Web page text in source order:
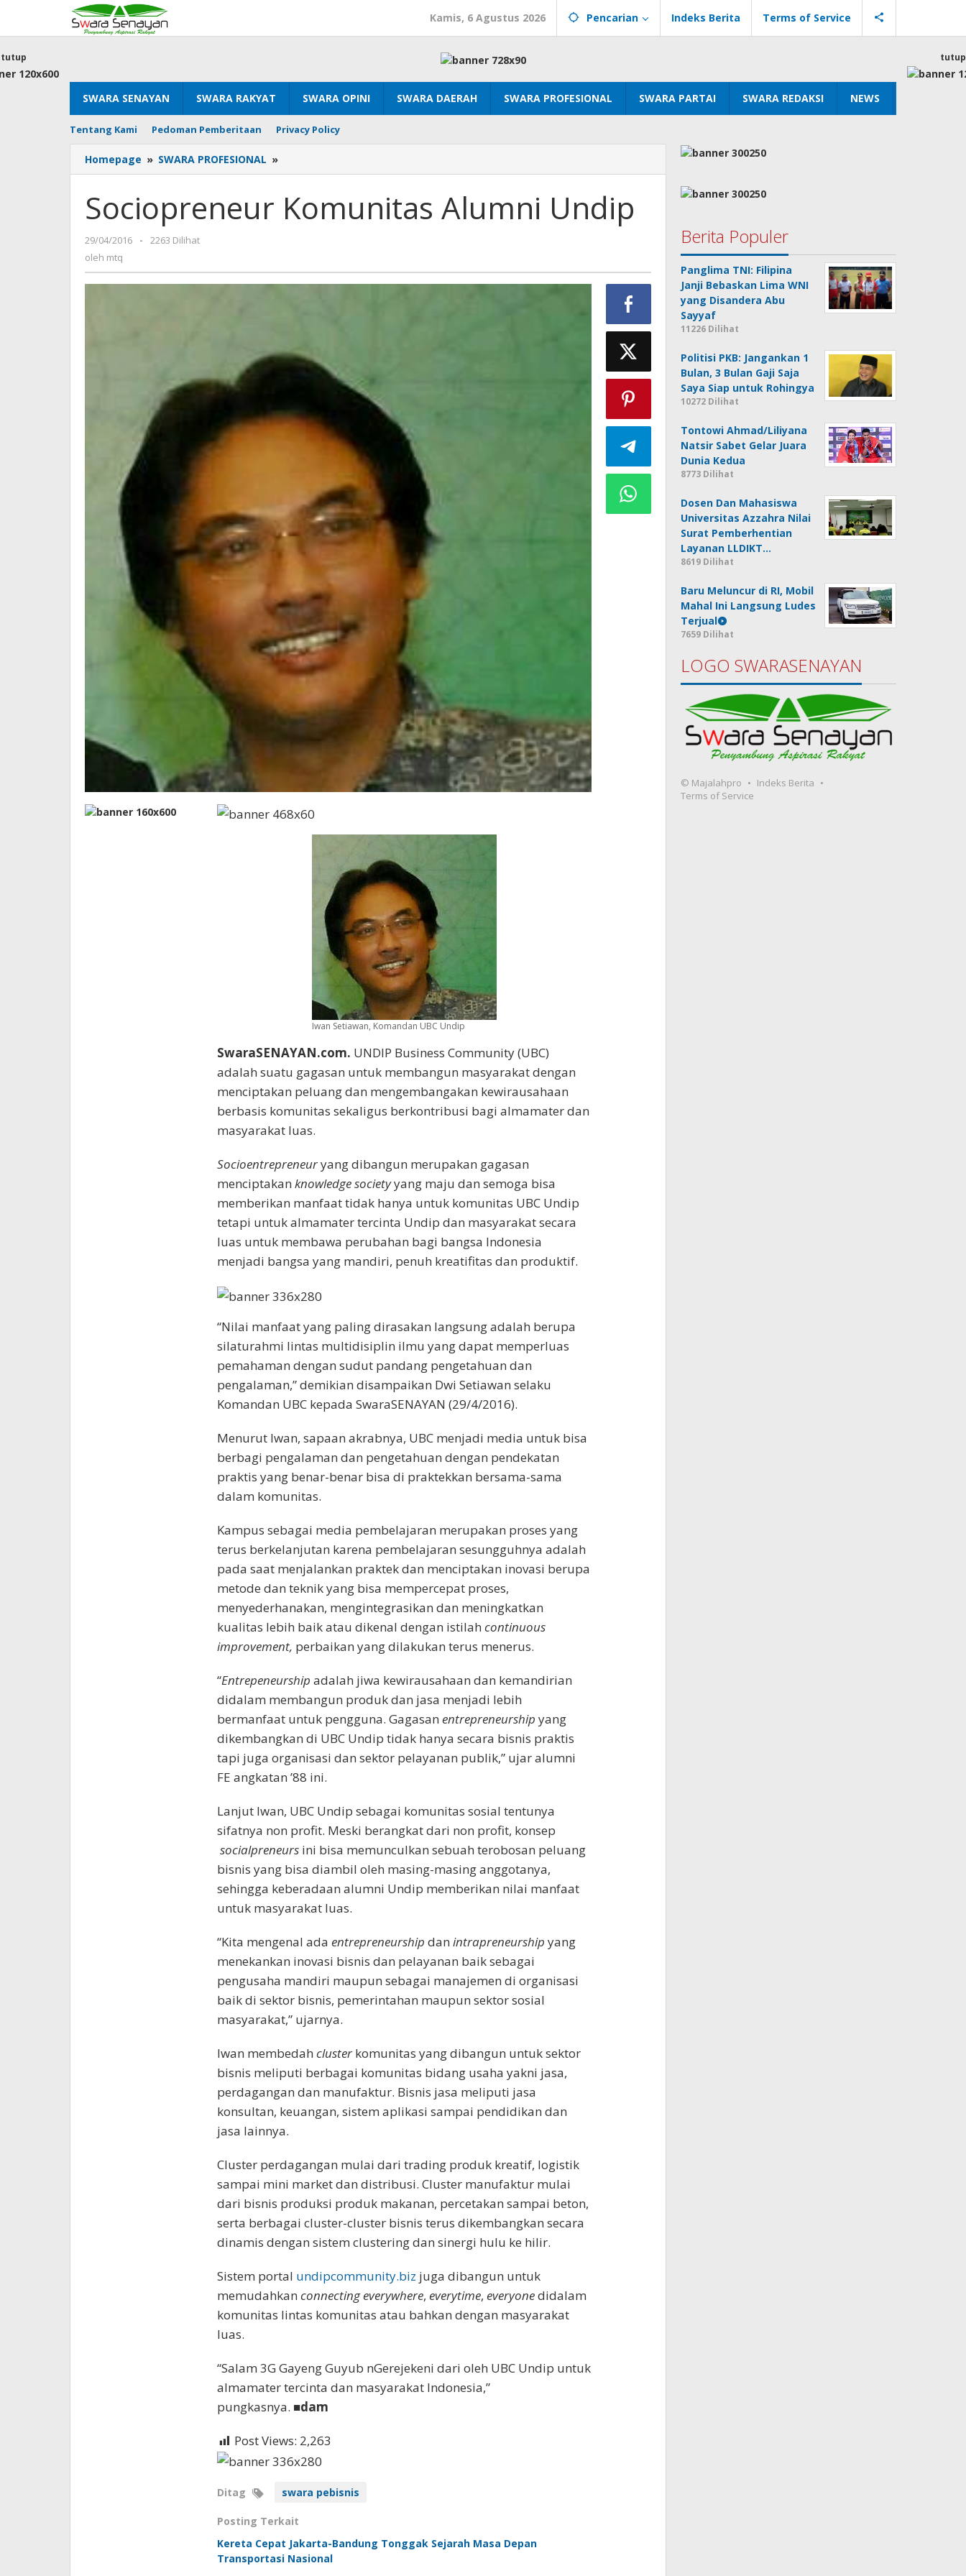
konten
Kamis, 6 Agustus 2026 Pencarian Indeks Berita Terms of Service
SWARA SENAYAN SWARA RAKYAT SWARA OPINI SWARA DAERAH SWARA PROFESIONAL SWARA PARTAI SWARA REDAKSI NEWS
Tentang Kami Pedoman Pemberitaan Privacy Policy
tutup tutup
Homepage » SWARA PROFESIONAL »
Komunitas
Undip
Sociopreneur Komunitas Alumni Undip
29/04/2016
oleh
-
2263 Dilihat
oleh mtq
Iwan Setiawan, Komandan UBC Undip
SwaraSENAYAN.com. UNDIP Business Community (UBC)
adalah suatu gagasan untuk membangun masyarakat dengan
menciptakan peluang dan mengembangakan kewirausahaan
berbasis komunitas sekaligus berkontribusi bagi almamater dan
masyarakat luas.
Socioentrepreneuryang dibangun merupakan gagasan
menciptakan knowledgesocietyyang maju dan semoga bisa
memberikan manfaat tidak hanya untuk komunitas UBC Undip
tetapi untuk almamater tercinta Undip dan masyarakat secara
luas untuk membawa perubahan bagi bangsa Indonesia
menjadi bangsa yang mandiri, penuh kreatifitas dan produktif.
“Nilai manfaat yang paling dirasakan langsung adalah berupa
silaturahmi lintas multidisiplin ilmu yang dapat memperluas
pemahaman dengan sudut pandang pengetahuan dan
pengalaman,” demikian disampaikan Dwi Setiawan selaku
Komandan UBC kepada SwaraSENAYAN (29/4/2016).
Menurut Iwan, sapaan akrabnya, UBC menjadi media untuk bisa
berbagi pengalaman dan pengetahuan dengan pendekatan
praktis yang benar-benar bisa di praktekkan bersama-sama
dalam komunitas.
Kampus sebagai media pembelajaran merupakan proses yang
terus berkelanjutan karena pembelajaran sesungguhnya adalah
pada saat menjalankan praktek dan menciptakan inovasi berupa
metode dan teknik yang bisa mempercepat proses,
menyederhanakan, mengintegrasikan dan meningkatkan
kualitas lebih baik atau dikenal dengan istilah continuous
improvement, perbaikan yang dilakukan terus menerus.
“Entrepeneurship adalah jiwa kewirausahaan dan kemandirian
didalam membangun produk dan jasa menjadi lebih
bermanfaat untuk pengguna. Gagasan entrepreneurship yang
dikembangkan di UBC Undip tidak hanya secara bisnis praktis
tapi juga organisasi dan sektor pelayanan publik,” ujar alumni
FE angkatan ’88 ini.
Lanjut Iwan, UBC Undip sebagai komunitas sosial tentunya
sifatnya non profit. Meski berangkat dari non profit, konsep
socialpreneursini bisa memunculkan sebuah terobosan peluang
bisnis yang bisa diambil oleh masing-masing anggotanya,
sehingga keberadaan alumni Undip memberikan nilai manfaat
untuk masyarakat luas.
“Kita mengenal ada entrepreneurship dan intrapreneurship yang
menekankan inovasi bisnis dan pelayanan baik sebagai
pengusaha mandiri maupun sebagai manajemen di organisasi
baik di sektor bisnis, pemerintahan maupun sektor sosial
masyarakat,” ujarnya.
Iwan membedah clusterkomunitas yang dibangun untuk sektor
bisnis meliputi berbagai komunitas bidang usaha yakni jasa,
perdagangan dan manufaktur. Bisnis jasa meliputi jasa
konsultan, keuangan, sistem aplikasi sampai pendidikan dan
jasa lainnya.
Cluster perdagangan mulai dari trading produk kreatif, logistik
sampai mini market dan distribusi. Cluster manufaktur mulai
dari bisnis produksi produk makanan, percetakan sampai beton,
serta berbagai cluster-cluster bisnis terus dikembangkan secara
dinamis dengan sistem clustering dan sinergi hulu ke hilir.
Sistem portal undipcommunity.biz juga dibangun untuk
memudahkan connecting everywhere, everytime, everyonedidalam
komunitas lintas komunitas atau bahkan dengan masyarakat
luas.
“Salam 3G Gayeng Guyub nGerejekeni dari oleh UBC Undip untuk
almamater tercinta dan masyarakat Indonesia,”
pungkasnya. ■dam
Post Views: 2,263
Ditag swara pebisnis
Posting Terkait
Kereta Cepat Jakarta-Bandung Tonggak Sejarah Masa Depan
Transportasi Nasional
Berita Populer
Panglima TNI: Filipina
Janji Bebaskan Lima WNI
yang Disandera Abu
Sayyaf
11226 Dilihat
Politisi PKB: Jangankan 1
Bulan, 3 Bulan Gaji Saja
Saya Siap untuk Rohingya
10272 Dilihat
Tontowi Ahmad/Liliyana
Natsir Sabet Gelar Juara
Dunia Kedua
8773 Dilihat
Dosen Dan Mahasiswa
Universitas Azzahra Nilai
Surat Pemberhentian
Layanan LLDIKT…
8619 Dilihat
Baru Meluncur di RI, Mobil
Mahal Ini Langsung Ludes
Terjual
7659 Dilihat
LOGO SWARASENAYAN
© Majalahpro
Indeks Berita
Terms of Service